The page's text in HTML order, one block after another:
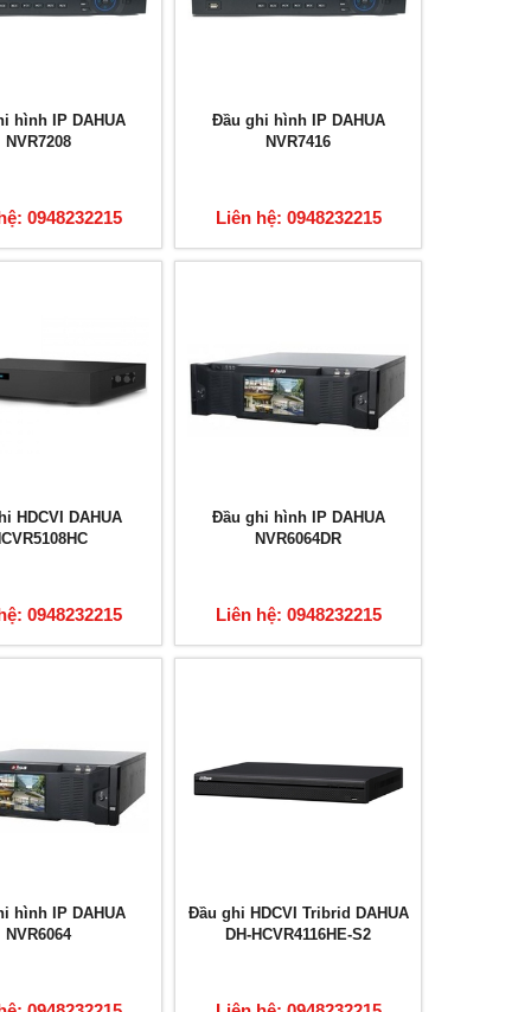
hình IP DAHUA
NVR7208
0948232215
Đầu ghi hình IP DAHUA
NVR7416
Liên hệ: 0948232215
HDCVI DAHUA
0948232215
Đầu ghi hình IP DAHUA
NVR6064DR
Liên hệ: 0948232215
hình IP DAHUA
NVR6064
Đầu ghi HDCVI Tribrid DAHUA
DH-HCVR4116HE-S2